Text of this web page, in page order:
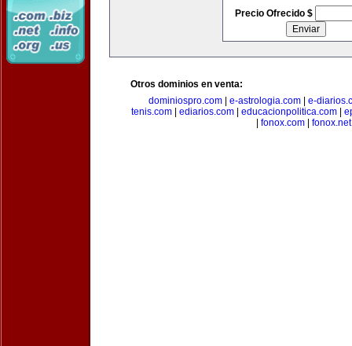
Precio Ofrecido $
Otros dominios en venta:
dominiospro.com
e-astrologia.com
e-
tenis.com
ediarios.com educacionpolitica.com
fonox.com| fonox.net